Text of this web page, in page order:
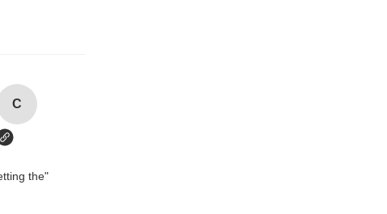
C
the